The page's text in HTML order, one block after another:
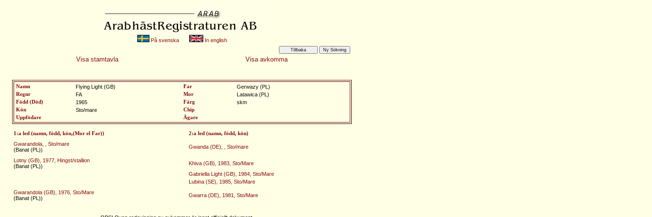
På svenska In english
Visa stamtavla Visa avkomma
Namn Flying Light (GB) Far Gerwazy (PL)
Regnr FA Mor Latawica (PL)
Född (Död) 1965 Färg skm
Kön Sto/mare
Chip
Uppfödare
Ägare
1:a led (namn, född, kön,(Mor el Far)) 2:a led (namn, född, kön)
Gwarandola, , Sto/mare
(Banat (PL))
Gwanda (DE), , Sto/mare
Lotny (GB), 1977, Hingst/stallion
(Banat (PL))
Khiva (GB), 1983, Sto/Mare
Gabriella Light (GB), 1984, Sto/Mare
Lubina (SE), 1985, Sto/Mare
Gwarandola (GB), 1976, Sto/Mare
(Banat (PL))
Gwarra (DE), 1981, Sto/Mare